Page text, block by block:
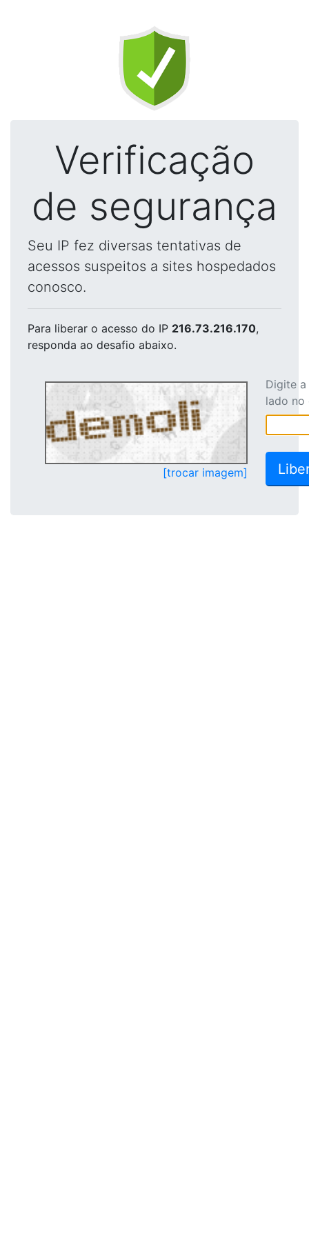
Verificação
de segurança
Seu IP fez diversas tentativas de
acessos suspeitos a sites hospedados
conosco.
Para liberar o acesso do IP 216.73.216.170,
responda ao desafio abaixo.
[trocar imagem]
Digite
lado no